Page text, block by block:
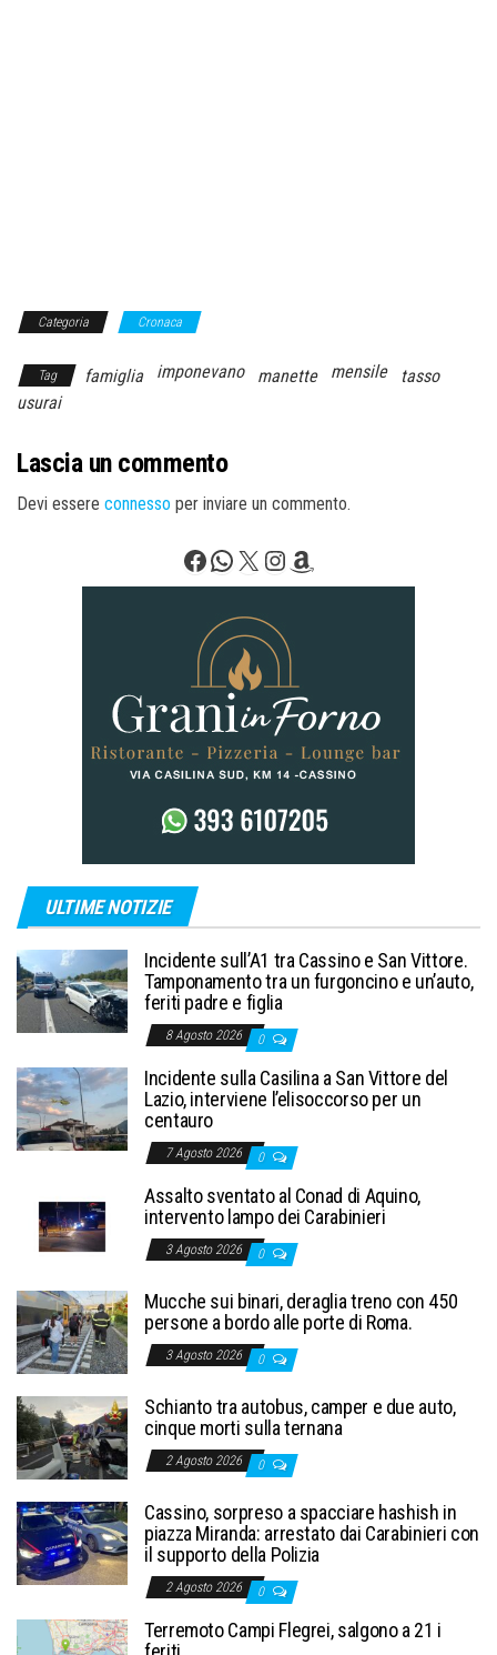
Categoria Cronaca
Tag famiglia imponevano manette mensile
tasso
usurai
Lascia un commento
Devi essere connesso per inviare un commento.
Facebook
WhatsApp
X Instagram
Amazon
ULTIME NOTIZIE
Incidente sull’A1 tra Cassino e San Vittore.
Tamponamento tra un furgoncino e un’auto,
feriti padre e figlia
8 Agosto 2026 0
Incidente sulla Casilina a San Vittore del
Lazio, interviene l’elisoccorso per un
centauro
7 Agosto 2026 0
Assalto sventato al Conad di Aquino,
intervento lampo dei Carabinieri
3 Agosto 2026 0
Mucche sui binari, deraglia treno con 450
persone a bordo alle porte di Roma.
3 Agosto 2026 0
Schianto tra autobus, camper e due auto,
cinque morti sulla ternana
2 Agosto 2026 0
Cassino, sorpreso a spacciare hashish in
piazza Miranda: arrestato dai Carabinieri con
il supporto della Polizia
2 Agosto 2026 0
Terremoto Campi Flegrei, salgono a 21 i